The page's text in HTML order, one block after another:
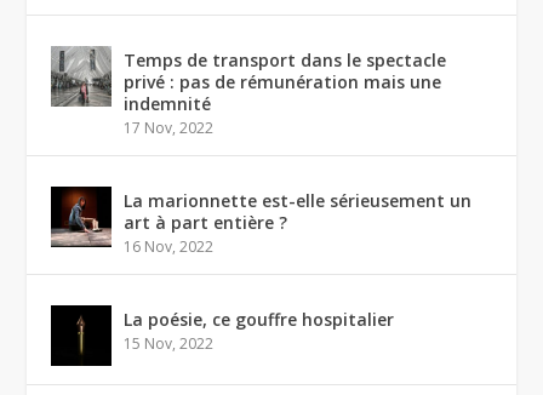
Temps de transport dans le spectacle
privé : pas de rémunération mais une
indemnité
17 Nov, 2022
La marionnette est-elle sérieusement un
art à part entière ?
16 Nov, 2022
La poésie, ce gouffre hospitalier
15 Nov, 2022